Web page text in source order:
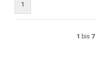
1
1 bis 7